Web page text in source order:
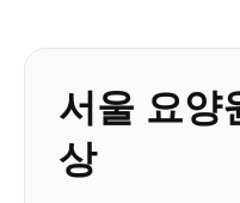
서울 요양
상